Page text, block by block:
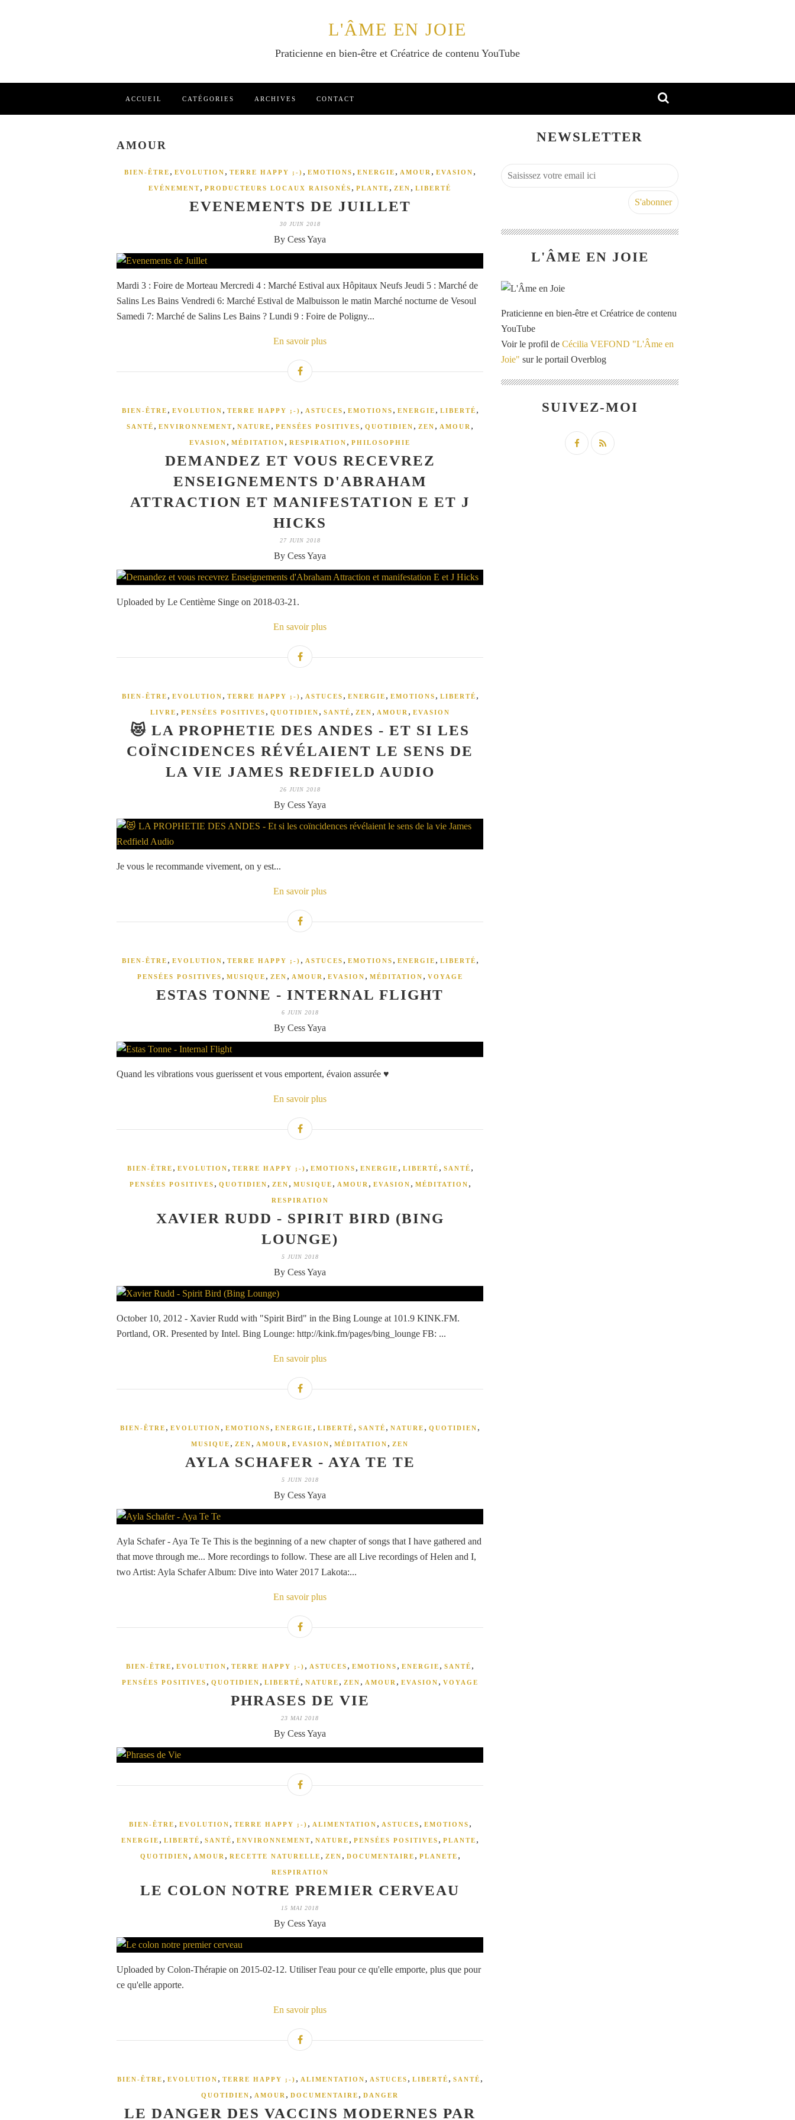
L'ÂME EN JOIE
Praticienne en bien-être et Créatrice de contenu YouTube
ACCUEIL CATÉGORIES ARCHIVES CONTACT
AMOUR
BIEN-ÊTRE , EVOLUTION , TERRE HAPPY ;-) , EMOTIONS , ENERGIE , AMOUR , EVASION ,
EVÉNEMENT, PRODUCTEURS LOCAUX RAISONÉS , PLANTE , ZEN , LIBERTÉ
EVENEMENTS DE JUILLET
30 JUIN 2018
By Cess Yaya
Mardi 3 : Foire de Morteau Mercredi 4 : Marché Estival aux Hôpitaux Neufs Jeudi 5 : Marché de
Salins Les Bains Vendredi 6: Marché Estival de Malbuisson le matin Marché nocturne de Vesoul
Samedi 7: Marché de Salins Les Bains ? Lundi 9 : Foire de Poligny...
En savoir plus
BIEN-ÊTRE , EVOLUTION , TERRE HAPPY ;-) , ASTUCES , EMOTIONS , ENERGIE , LIBERTÉ ,
SANTÉ , ENVIRONNEMENT, NATURE , PENSÉES POSITIVES , QUOTIDIEN , ZEN , AMOUR ,
EVASION , MÉDITATION , RESPIRATION , PHILOSOPHIE
DEMANDEZ ET VOUS RECEVREZ
ENSEIGNEMENTS D'ABRAHAM
ATTRACTION ET MANIFESTATION E ET J
HICKS
27 JUIN 2018
By Cess Yaya
Uploaded by Le Centième Singe on 2018-03-21.
En savoir plus
BIEN-ÊTRE , EVOLUTION , TERRE HAPPY ;-) , ASTUCES , ENERGIE , EMOTIONS , LIBERTÉ ,
LIVRE , PENSÉES POSITIVES , QUOTIDIEN , SANTÉ , ZEN , AMOUR , EVASION
😻 LA PROPHETIE DES ANDES - ET SI LES
COÏNCIDENCES RÉVÉLAIENT LE SENS DE
LA VIE JAMES REDFIELD AUDIO
26 JUIN 2018
By Cess Yaya
Je vous le recommande vivement, on y est...
En savoir plus
BIEN-ÊTRE , EVOLUTION , TERRE HAPPY ;-) , ASTUCES , EMOTIONS , ENERGIE , LIBERTÉ ,
PENSÉES POSITIVES , MUSIQUE , ZEN , AMOUR , EVASION , MÉDITATION , VOYAGE
ESTAS TONNE - INTERNAL FLIGHT
6 JUIN 2018
By Cess Yaya
Quand les vibrations vous guerissent et vous emportent, évaion assurée ♥
En savoir plus
BIEN-ÊTRE , EVOLUTION , TERRE HAPPY ;-) , EMOTIONS , ENERGIE , LIBERTÉ , SANTÉ ,
PENSÉES POSITIVES , QUOTIDIEN , ZEN , MUSIQUE , AMOUR , EVASION , MÉDITATION ,
RESPIRATION
XAVIER RUDD - SPIRIT BIRD (BING
LOUNGE)
5 JUIN 2018
By Cess Yaya
October 10, 2012 - Xavier Rudd with "Spirit Bird" in the Bing Lounge at 101.9 KINK.FM.
Portland, OR. Presented by Intel. Bing Lounge: http://kink.fm/pages/bing_lounge FB: ...
En savoir plus
BIEN-ÊTRE , EVOLUTION , EMOTIONS , ENERGIE , LIBERTÉ , SANTÉ , NATURE , QUOTIDIEN ,
MUSIQUE , ZEN , AMOUR , EVASION , MÉDITATION , ZEN
AYLA SCHAFER - AYA TE TE
5 JUIN 2018
By Cess Yaya
Ayla Schafer - Aya Te Te This is the beginning of a new chapter of songs that I have gathered and
that move through me... More recordings to follow. These are all Live recordings of Helen and I,
two Artist: Ayla Schafer Album: Dive into Water 2017 Lakota:...
En savoir plus
BIEN-ÊTRE , EVOLUTION , TERRE HAPPY ;-) , ASTUCES , EMOTIONS , ENERGIE , SANTÉ ,
PENSÉES POSITIVES , QUOTIDIEN , LIBERTÉ , NATURE , ZEN , AMOUR , EVASION , VOYAGE
PHRASES DE VIE
23 MAI 2018
By Cess Yaya
BIEN-ÊTRE , EVOLUTION , TERRE HAPPY ;-) , ALIMENTATION , ASTUCES , EMOTIONS ,
ENERGIE , LIBERTÉ , SANTÉ , ENVIRONNEMENT, NATURE , PENSÉES POSITIVES , PLANTE ,
QUOTIDIEN , AMOUR , RECETTE NATURELLE , ZEN , DOCUMENTAIRE , PLANETE ,
RESPIRATION
LE COLON NOTRE PREMIER CERVEAU
15 MAI 2018
By Cess Yaya
Uploaded by Colon-Thérapie on 2015-02-12. Utiliser l'eau pour ce qu'elle emporte, plus que pour
ce qu'elle apporte.
En savoir plus
BIEN-ÊTRE , EVOLUTION , TERRE HAPPY ;-) , ALIMENTATION , ASTUCES , LIBERTÉ , SANTÉ ,
QUOTIDIEN , AMOUR , DOCUMENTAIRE , DANGER
LE DANGER DES VACCINS MODERNES PAR
NEWSLETTER
L'ÂME EN JOIE
Praticienne en bien-être et Créatrice de contenu
YouTube
Voir le profil de Cécilia VEFOND "L'Âme en
Joie" sur le portail Overblog
SUIVEZ-MOI